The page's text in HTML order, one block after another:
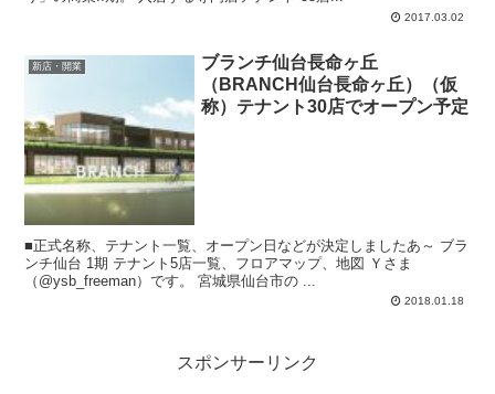
2017.03.02
新店・開業
ブランチ仙台長命ヶ丘
（BRANCH仙台長命ヶ丘）（仮
称）テナント30店でオープン予定
■正式名称、テナント一覧、オープン日などが決定しましたあ～ ブラ
ンチ仙台 1期 テナント5店一覧、フロアマップ、地図 Ｙさま
（@ysb_freeman）です。 宮城県仙台市の ...
2018.01.18
スポンサーリンク